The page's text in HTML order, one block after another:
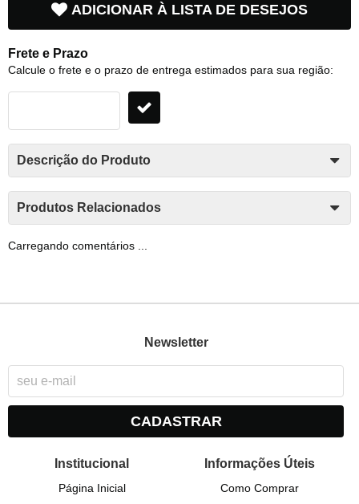
ADICIONAR À LISTA DE DESEJOS
Frete e Prazo
Calcule o frete e o prazo de entrega estimados para sua região:
Descrição do Produto
Produtos Relacionados
Carregando comentários ...
Newsletter
CADASTRAR
Institucional
Página Inicial
Informações Úteis
Como Comprar